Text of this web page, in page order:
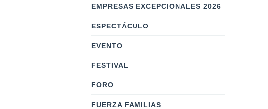
EMPRESAS EXCEPCIONALES 2026
ESPECTÁCULO
EVENTO
FESTIVAL
FORO
FUERZA FAMILIAS